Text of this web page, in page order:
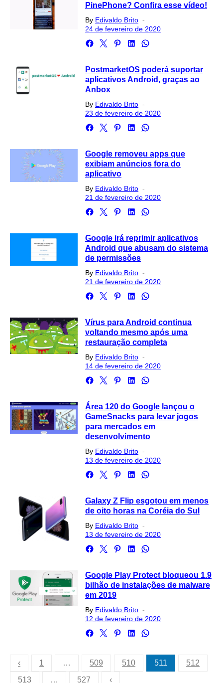
PinePhone? Confira esse vídeo!
By Edivaldo Brito
on
24 de fevereiro de 2020
PostmarketOS poderá suportar
aplicativos Android, graças ao
Anbox
By Edivaldo Brito
on
23 de fevereiro de 2020
Google removeu apps que
exibiam anúncios fora do
aplicativo
By Edivaldo Brito
on
21 de fevereiro de 2020
Google irá reprimir aplicativos
Android que abusam do sistema
de permissões
By Edivaldo Brito
on
21 de fevereiro de 2020
Vírus para Android continua
voltando mesmo após uma
restauração completa
By Edivaldo Brito
on
14 de fevereiro de 2020
Área 120 do Google lançou o
GameSnacks para levar jogos
para mercados em
desenvolvimento
By Edivaldo Brito
on
13 de fevereiro de 2020
Galaxy Z Flip esgotou em menos
de oito horas na Coréia do Sul
By Edivaldo Brito
on
13 de fevereiro de 2020
Google Play Protect bloqueou 1.9
bilhão de instalações de malware
em 2019
By Edivaldo Brito
on
12 de fevereiro de 2020
Paginação
de
‹ 1 … 509 510 511
512
513
… 527 ‹